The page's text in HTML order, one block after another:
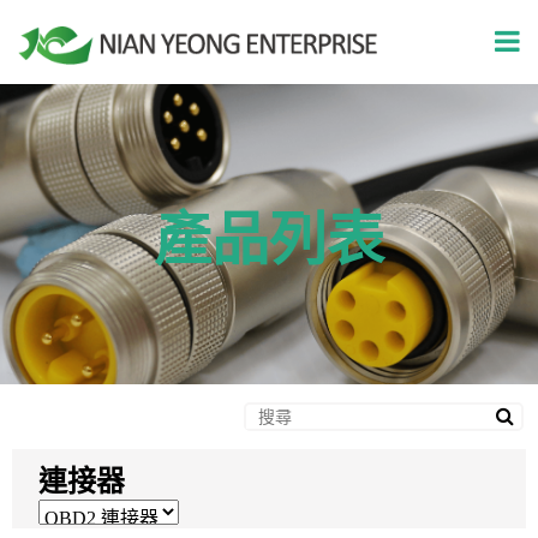
產品列表
連接器